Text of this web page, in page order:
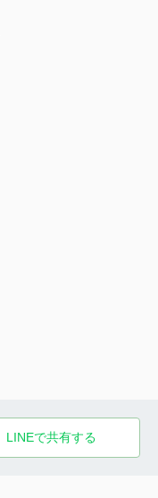
LINEで共有する